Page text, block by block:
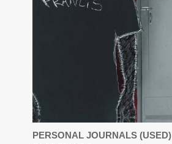
PERSONAL JOURNALS (USED)